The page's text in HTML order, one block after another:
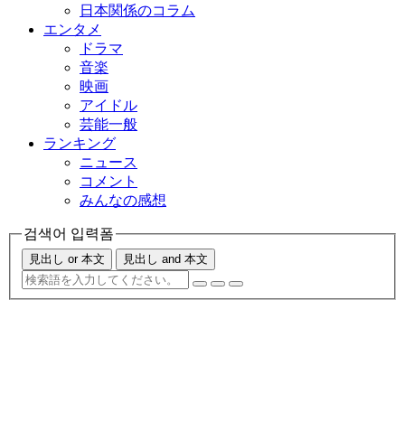
日本関係のコラム
エンタメ
ドラマ
音楽
映画
アイドル
芸能一般
ランキング
ニュース
コメント
みんなの感想
검색어 입력폼
見出し or 本文 見出し and 本文